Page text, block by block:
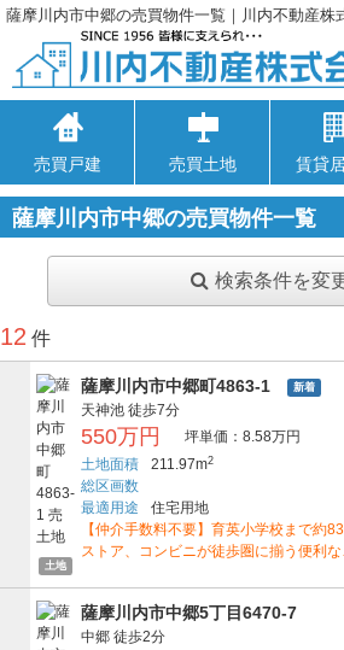
薩摩川内市中郷の売買物件一覧｜川内不動産株
売買戸建 売買土地 賃貸
薩摩川内市中郷の売買物件一覧
検索条件を変
12 件
土地
薩摩川内市中郷町4863-1 新着
天神池 徒歩7分
550万円
坪単価：8.58万円
土地面積
211.97m2
総区画数
最適用途
住宅用地
【仲介手数料不要】育英小学校まで約
ストア、コンビニが徒歩圏に揃う便利
薩摩川内市中郷5丁目6470-7
中郷 徒歩2分